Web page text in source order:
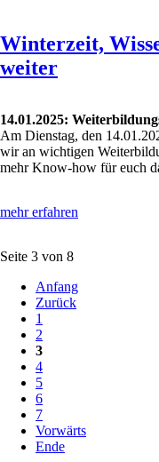
Winterzeit,
weiter
14.01.2025:
Am Dienstag, den
wir an wichtigen
mehr Know-how für euch
mehr erfahren
Seite 3 von 8
Anfang
Zurück
1
2
3
4
5
6
7
Vorwärts
Ende